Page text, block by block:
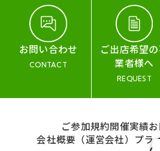
お問い合わせ
CONTACT
ご出店希望
業者様へ
REQUEST
ご参加規約開催実績
会社概要（運営会社） プラ